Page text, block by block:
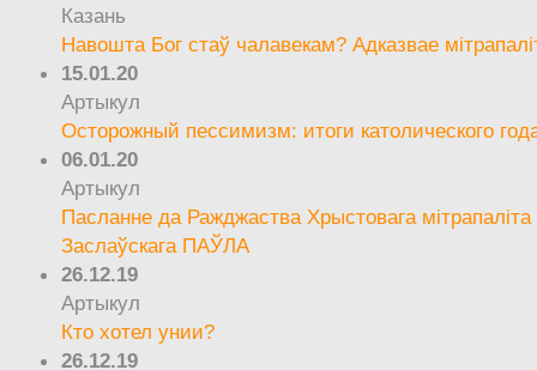
Казань
Навошта Бог стаў чалавекам? Адказвае
15.01.20
Артыкул
Осторожный пессимизм: итоги католического
06.01.20
Артыкул
Пасланне да Ражджаства Хрыстовага мітрапаліта
Заслаўскага ПАЎЛА
26.12.19
Артыкул
Кто хотел унии?
26.12.19